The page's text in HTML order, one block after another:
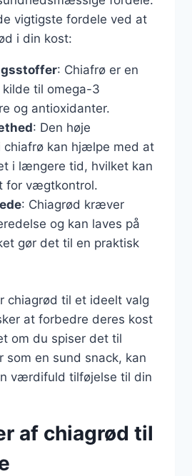
vigtigste fordele ved at
i din kost:
: Chiafrø er en
til omega-3
og antioxidanter.
: Den høje
chiafrø kan hjælpe med at
i længere tid, hvilket kan
for vægtkontrol.
: Chiagrød kræver
og kan laves på
gør det til en praktisk
chiagrød til et ideelt valg
at forbedre deres kost
om du spiser det til
som en sund snack, kan
værdifuld tilføjelse til din
af chiagrød til